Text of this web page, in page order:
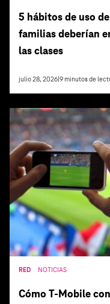
5 hábitos de uso
familias deberían
las clases
julio 28, 2026 9 minutos de
RED NOTICIAS
Cómo T‑Mobile